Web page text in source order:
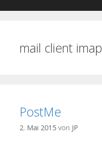
mail client imap
PostMe
2. Mai 2015 von JP